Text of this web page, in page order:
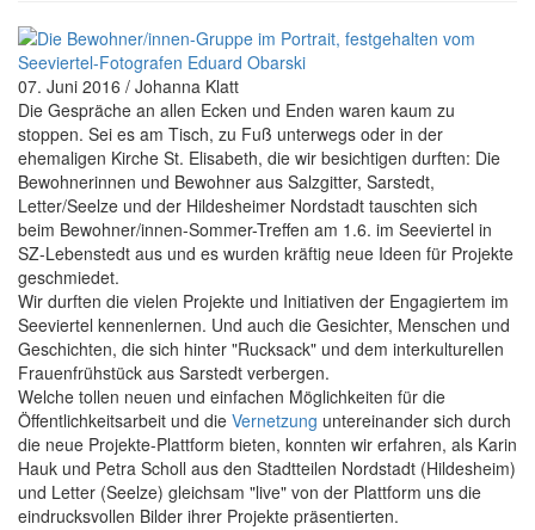
07. Juni 2016 / Johanna Klatt
Die Gespräche an allen Ecken und Enden waren kaum zu
stoppen. Sei es am Tisch, zu Fuß unterwegs oder in der
ehemaligen Kirche St. Elisabeth, die wir besichtigen durften: Die
Bewohnerinnen und Bewohner aus Salzgitter, Sarstedt,
Letter/Seelze und der Hildesheimer Nordstadt tauschten sich
beim Bewohner/innen-Sommer-Treffen am 1.6. im Seeviertel in
SZ-Lebenstedt aus und es wurden kräftig neue Ideen für Projekte
geschmiedet.
Wir durften die vielen Projekte und Initiativen der Engagiertem im
Seeviertel kennenlernen. Und auch die Gesichter, Menschen und
Geschichten, die sich hinter "Rucksack" und dem interkulturellen
Frauenfrühstück aus Sarstedt verbergen.
Welche tollen neuen und einfachen Möglichkeiten für die
Öffentlichkeitsarbeit und die Vernetzung untereinander sich durch
die neue Projekte-Plattform bieten, konnten wir erfahren, als Karin
Hauk und Petra Scholl aus den Stadtteilen Nordstadt (Hildesheim)
und Letter (Seelze) gleichsam "live" von der Plattform uns die
eindrucksvollen Bilder ihrer Projekte präsentierten.